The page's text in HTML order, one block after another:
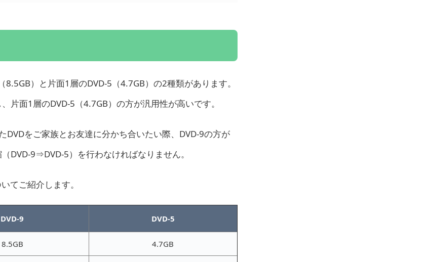
）と片面1層のDVD-5（4.7GB）の2種類があります。
片面1層のDVD-5（4.7GB）の方が汎用性が高いです。
をご家族とお友達に分かち合いたい際、DVD-9の方が
DVD-9⇒DVD-5）を行わなければなりません。
てご紹介します。
DVD-9 DVD-5
8.5GB 4.7GB